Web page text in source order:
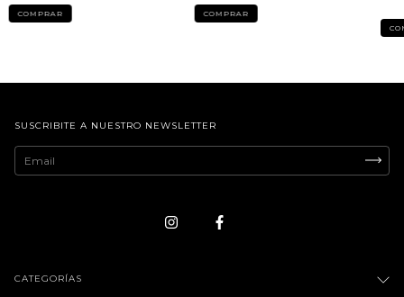
COMPRAR COMPRAR
SUSCRIBITE A NUESTRO NEWSLETTER
CATEGORÍAS